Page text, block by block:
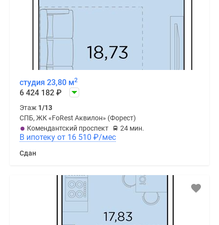
студия 23,80 м2
6 424 182 ₽
Этаж 1/13
СПБ, ЖК «FoRest Аквилон» (Форест)
Комендантский проспект
24 мин.
В ипотеку от 16 510 ₽/мес
Сдан